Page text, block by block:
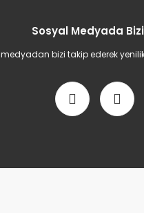
Sosyal Medyada
bizi takip ederek